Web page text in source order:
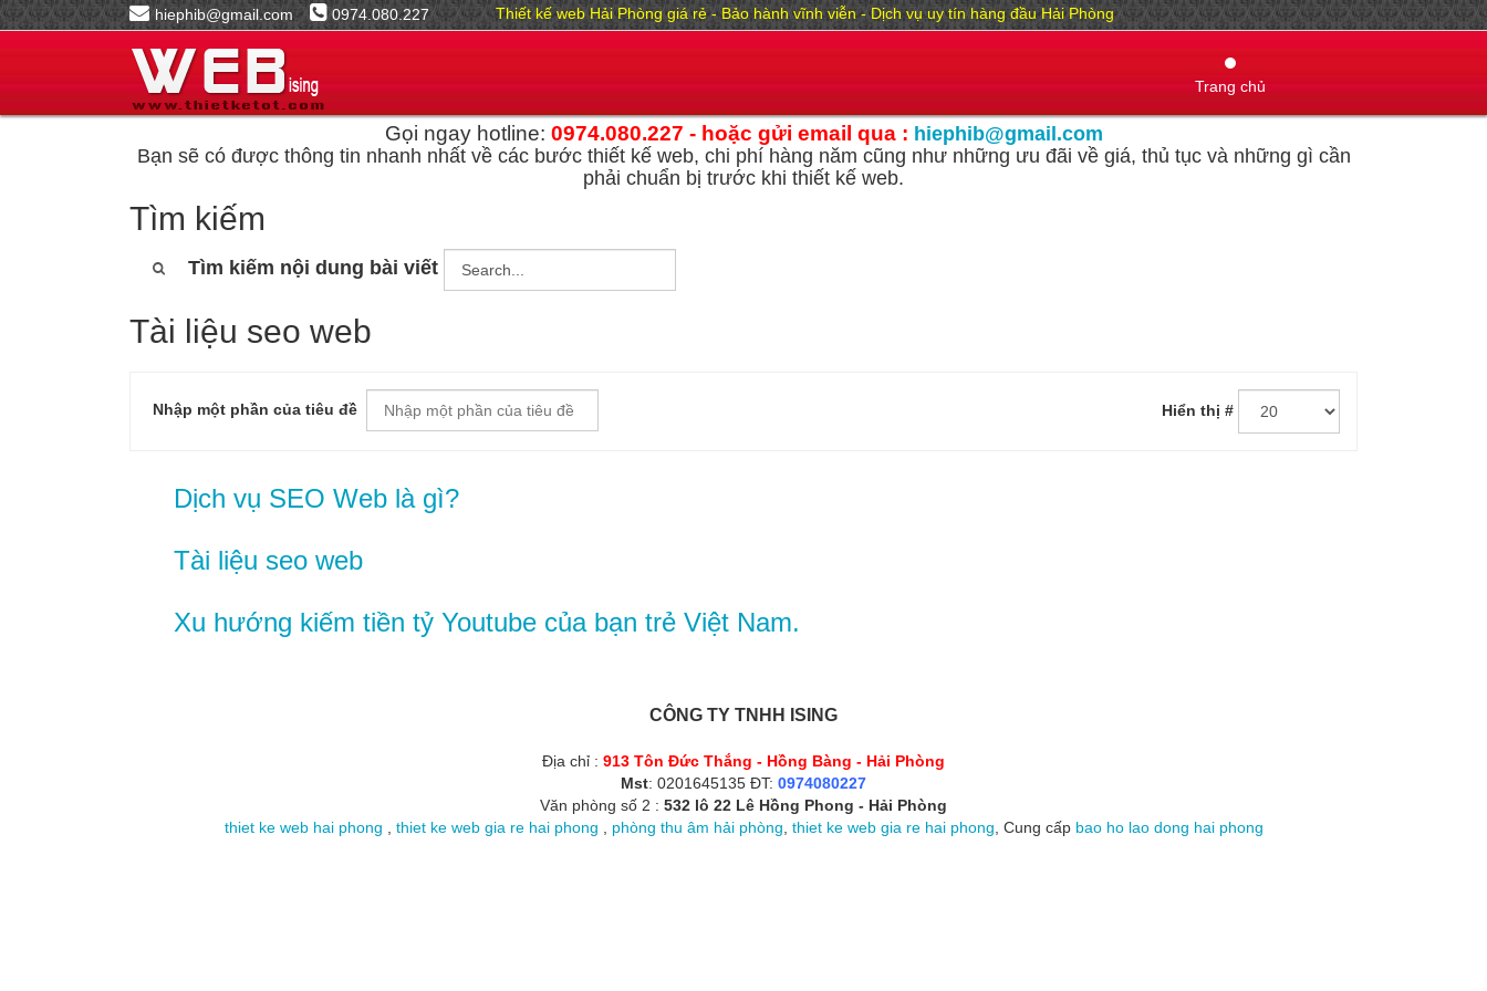
hiephib@gmail.com 0974.080.227 Thiết kế web Hải Phòng giá rẻ - Bảo hành vĩnh viễn - Dịch vụ uy tín hàng đầu Hải Phòng
Trang chủ
Gọi ngay hotline: 0974.080.227 - hoặc gửi email qua : hiephib@gmail.com
Bạn sẽ có được thông tin nhanh nhất về các bước thiết kế web, chi phí hàng năm cũng như những ưu đãi về giá, thủ tục và những gì cần
phải chuẩn bị trước khi thiết kế web.
Tìm kiếm
Tìm kiếm nội dung bài viết
Tài liệu seo web
Nhập một phần của tiêu đề Hiển thị #
Dịch vụ SEO Web là gì?
Tài liệu seo web
Xu hướng kiếm tiền tỷ Youtube của bạn trẻ Việt Nam.
CÔNG TY TNHH ISING
Địa chỉ : 913 Tôn Đức Thắng - Hồng Bàng - Hải Phòng
Mst: 0201645135 ĐT: 0974080227
Văn phòng số 2 : 532 lô 22 Lê Hồng Phong - Hải Phòng
thiet ke web hai phong
thiet ke web gia re hai phong phòng thu âm hải phòng thiet ke web gia re hai phong , Cung cấp bao ho lao dong hai phong